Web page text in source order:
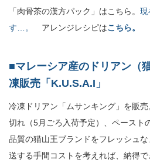
「肉骨茶の漢方パック」はこちら。 現
す…。
アレンジレシピはこちら。
■マレーシア産のドリアン（
凍販売「K.U.S.A.I」
冷凍ドリアン「ムサンキング」を販
切れ（5月ごろ入荷予定）、ペースト
品質の猫山王ブランドをフレッシュ
送する手間コストを考えれば、納得